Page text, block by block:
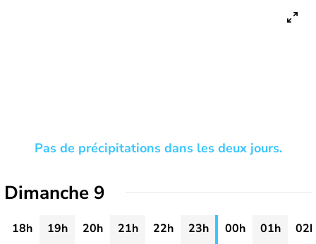
Pas de précipitations dans les deux jours.
Dimanche 9
18h 19h 20h 21h 22h 23h 00h 01h
02h